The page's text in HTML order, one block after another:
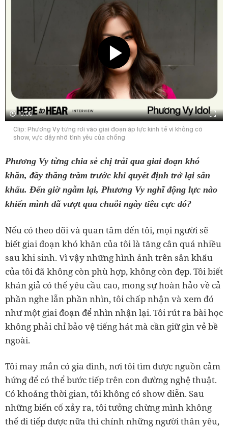
0:00
Clip: Phương Vy từng rơi vào giai đoạn áp lực kinh tế vì không có
show, vực dậy nhờ tình yêu của chồng
Phương Vy từng chia sẻ chị trải qua giai đoạn khó
khăn, đầy thăng trầm trước khi quyết định trở lại sân
khấu. Đến giờ ngẫm lại, Phương Vy nghĩ động lực nào
khiến mình đã vượt qua chuỗi ngày tiêu cực đó?
Nếu có theo dõi và quan tâm đến tôi, mọi người sẽ
biết giai đoạn khó khăn của tôi là tăng cân quá nhiều
sau khi sinh. Vì vậy những hình ảnh trên sân khấu
của tôi đã không còn phù hợp, không còn đẹp. Tôi biết
khán giả có thể yêu cầu cao, mong sự hoàn hảo về cả
phần nghe lẫn phần nhìn, tôi chấp nhận và xem đó
như một giai đoạn để nhìn nhận lại. Tôi rút ra bài học
không phải chỉ bảo vệ tiếng hát mà cần giữ gìn vẻ bề
ngoài.
Tôi may mắn có gia đình, nơi tôi tìm được nguồn cảm
hứng để có thể bước tiếp trên con đường nghệ thuật.
Có khoảng thời gian, tôi không có show diễn. Sau
những biến cố xảy ra, tôi tưởng chừng mình không
thể đi tiếp được nữa thì chính những người thân yêu,